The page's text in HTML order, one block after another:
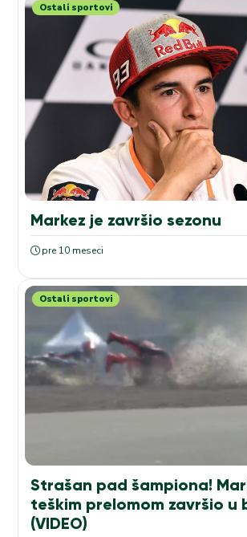
Ostali sportovi
Markez je završio sezonu
pre 10 meseci
Ostali sportovi
Strašan pad šampiona!
teškim prelomom završio u
(VIDEO)